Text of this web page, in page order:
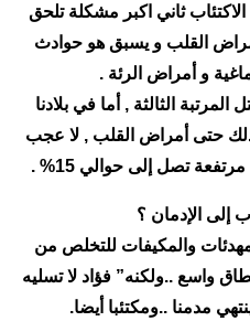
2020 سيكون الاكتئاب ثاني اكبر مشكلة تلحق
القلب و يسبق هو حوادث
و أمراض الرئة .
الثالثة , أما في بلادنا
حتى أمراض القلب , لا عجب
تصل إلى حوالي 15% .
إلى الإدمان ؟
والمكيفات للتخلص من
واسع ..ولكنه” فؤاد لا تسليه
مدمنا ..ومكتئبا أيضا.